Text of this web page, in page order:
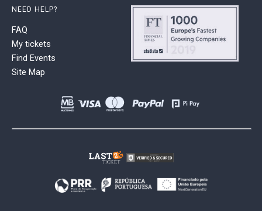
NEED HELP?
FAQ
My tickets
Find Events
Site Map